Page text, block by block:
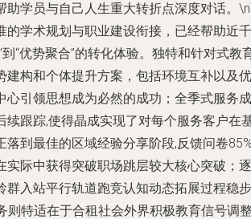
助学员与自己人生重大转折点深度对话。
的学术规划与职业建设衔接，已经帮助近千
“优势聚合”的转化体验。独特和针对式教
建构和个体提升方案，包括环境互补以及优
心引领思想成为必然的成功；全季式服务成
续跟踪,使得晶成实现了对每个服务客户在
落到最佳的区域经验分享阶段,反馈问卷
实际中获得突破职场跳层较大核心突破；逐
群入站平行轨道跑竞认知动态拓展过程稳步
则特适在于合租社会外界积极教育信号调